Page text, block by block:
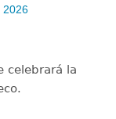
2026
celebrará la